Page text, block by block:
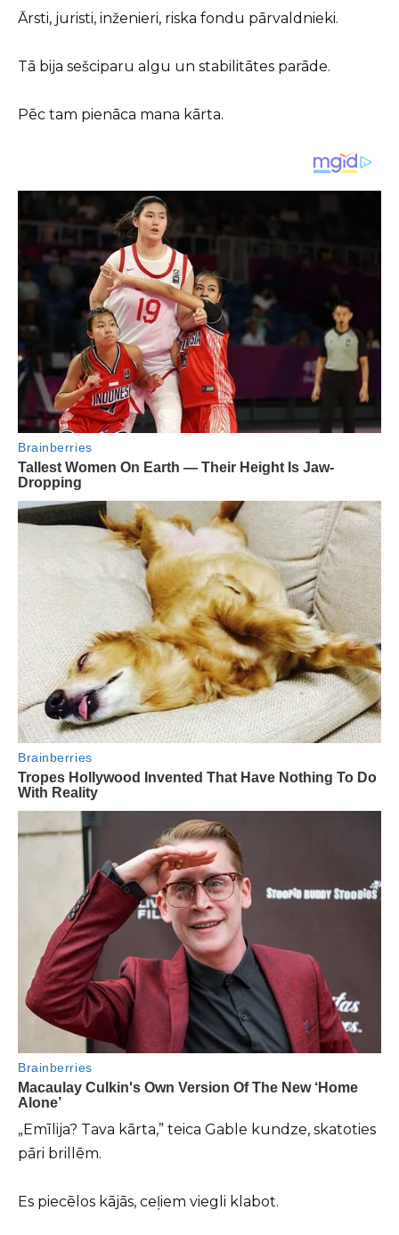
Ārsti, juristi, inženieri, riska fondu pārvaldnieki.
Tā bija sešciparu algu un stabilitātes parāde.
Pēc tam pienāca mana kārta.
„Emīlija? Tava kārta,” teica Gable kundze, skatoties
pāri brillēm.
Es piecēlos kājās, ceļiem viegli klabot.